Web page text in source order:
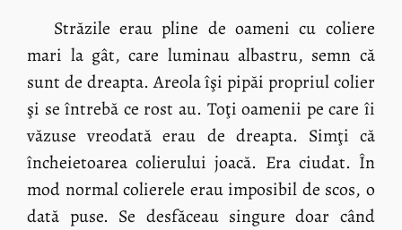
Străzile erau pline de oameni cu coliere
mari la gât, care luminau albastru, semn că
sunt de dreapta. Areola îşi pipăi propriul colier
şi se întrebă ce rost au. Toţi oamenii pe care îi
văzuse vreodată erau de dreapta. Simţi că
încheietoarea colierului joacă. Era ciudat. În
mod normal colierele erau imposibil de scos, o
dată puse. Se desfăceau singure doar când